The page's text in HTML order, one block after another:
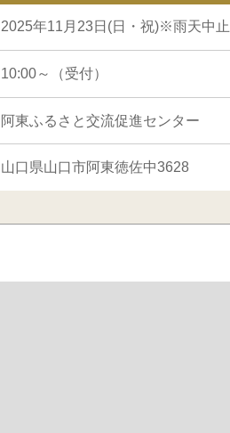
2025年11月23日(日・祝)※雨天中止
10:00～（受付）
阿東ふるさと交流促進センター
山口県山口市阿東徳佐中3628